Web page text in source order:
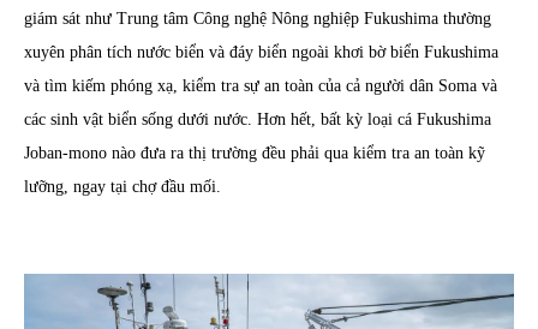
giám sát như Trung tâm Công nghệ Nông nghiệp Fukushima thường
xuyên phân tích nước biển và đáy biển ngoài khơi bờ biển Fukushima
và tìm kiếm phóng xạ, kiểm tra sự an toàn của cả người dân Soma và
các sinh vật biển sống dưới nước. Hơn hết, bất kỳ loại cá Fukushima
Joban-mono nào đưa ra thị trường đều phải qua kiểm tra an toàn kỹ
lưỡng, ngay tại chợ đầu mối.